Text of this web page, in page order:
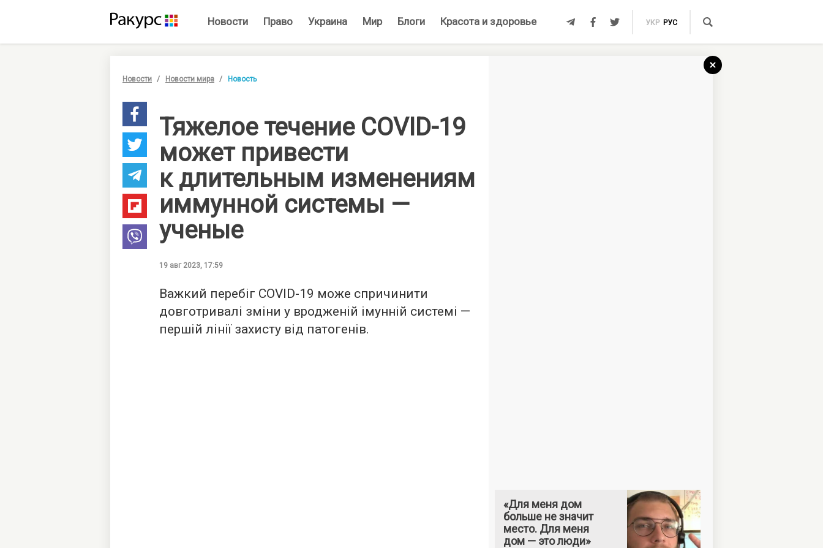
Новости Право Украина Мир Блоги Красота и здоровье УКР РУС
Новости Новости мира Новость
Тяжелое течение COVID-19
может привести
к длительным изменениям
иммунной системы —
ученые
19 авг 2023, 17:59
Важкий перебіг COVID-19 може спричинити
довготривалі зміни у вродженій імунній системі —
першій лінії захисту від патогенів.
«Для меня дом
больше не значит
место. Для меня
дом — это люди»